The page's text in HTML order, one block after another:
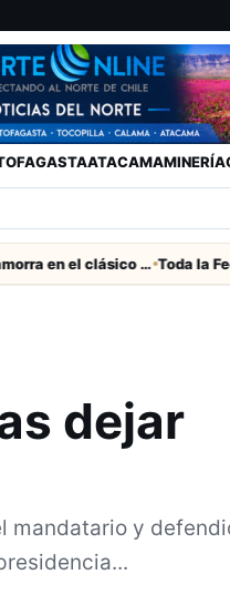
ATACAMAMINERÍA
Duro castigo por la camorra en el clásico Arica-Iquique
dejar
mandatario y